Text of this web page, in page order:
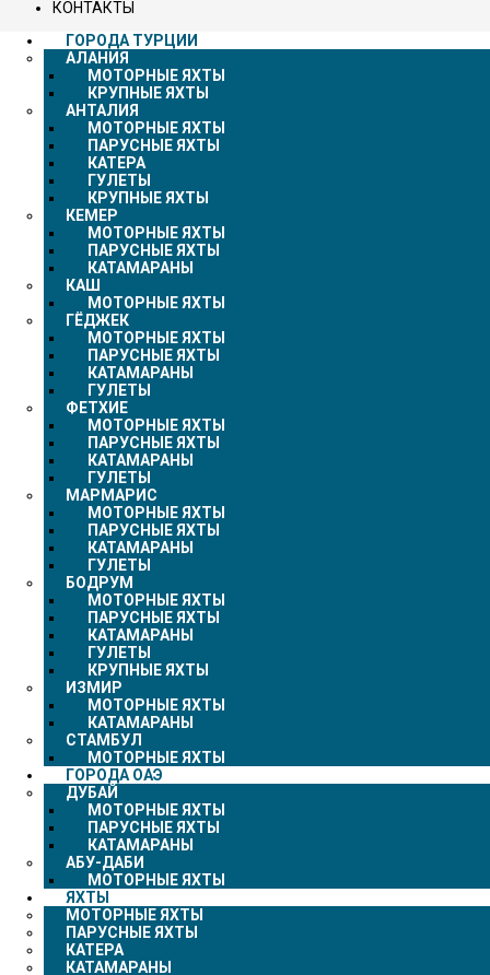
КОНТАКТЫ
ГОРОДА ТУРЦИИ
АЛАНИЯ
МОТОРНЫЕ ЯХТЫ
КРУПНЫЕ ЯХТЫ
АНТАЛИЯ
МОТОРНЫЕ ЯХТЫ
ПАРУСНЫЕ ЯХТЫ
КАТЕРА
ГУЛЕТЫ
КРУПНЫЕ ЯХТЫ
КЕМЕР
МОТОРНЫЕ ЯХТЫ
ПАРУСНЫЕ ЯХТЫ
КАТАМАРАНЫ
КАШ
МОТОРНЫЕ ЯХТЫ
ГЁДЖЕК
МОТОРНЫЕ ЯХТЫ
ПАРУСНЫЕ ЯХТЫ
КАТАМАРАНЫ
ГУЛЕТЫ
ФЕТХИЕ
МОТОРНЫЕ ЯХТЫ
ПАРУСНЫЕ ЯХТЫ
КАТАМАРАНЫ
ГУЛЕТЫ
МАРМАРИС
МОТОРНЫЕ ЯХТЫ
ПАРУСНЫЕ ЯХТЫ
КАТАМАРАНЫ
ГУЛЕТЫ
БОДРУМ
МОТОРНЫЕ ЯХТЫ
ПАРУСНЫЕ ЯХТЫ
КАТАМАРАНЫ
ГУЛЕТЫ
КРУПНЫЕ ЯХТЫ
ИЗМИР
МОТОРНЫЕ ЯХТЫ
КАТАМАРАНЫ
СТАМБУЛ
МОТОРНЫЕ ЯХТЫ
ГОРОДА ОАЭ
ДУБАЙ
МОТОРНЫЕ ЯХТЫ
ПАРУСНЫЕ ЯХТЫ
КАТАМАРАНЫ
АБУ-ДАБИ
МОТОРНЫЕ ЯХТЫ
ЯХТЫ
МОТОРНЫЕ ЯХТЫ
ПАРУСНЫЕ ЯХТЫ
КАТЕРА
КАТАМАРАНЫ